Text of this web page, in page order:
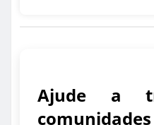
Ajude a